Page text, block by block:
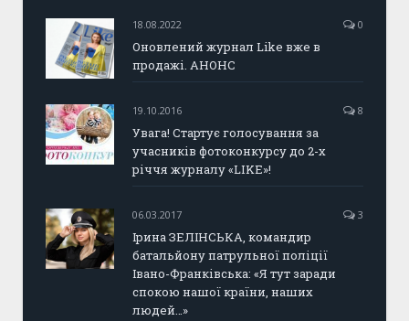
18.08.2022 0
Оновлений журнал Like вже в
продажі. АНОНС
19.10.2016 8
Увага! Стартує голосування за
учасників фотоконкурсу до 2-х
річчя журналу «LIKE»!
06.03.2017 3
Ірина ЗЕЛІНСЬКА, командир
батальйону патрульної поліції
Івано-Франківська: «Я тут заради
спокою нашої країни, наших
людей…»